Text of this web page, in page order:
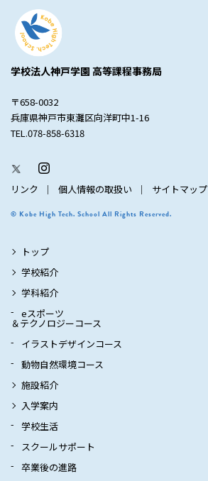
学校法人神戸学園 高等課程事務局
〒658-0032
兵庫県神戸市東灘区向洋町中1-16
TEL.078-858-6318
リンク 個人情報の取扱い サイトマップ
© Kobe High Tech. School All Rights Reserved.
トップ
学校紹介
学科紹介
eスポーツ
＆テクノロジーコース
イラストデザインコース
動物自然環境コース
施設紹介
入学案内
学校生活
スクールサポート
卒業後の進路